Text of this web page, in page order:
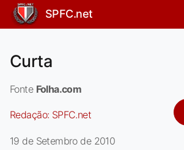
SPFC.net
Curta
Fonte Folha.com
Redação: SPFC.net
19 de Setembro de 2010